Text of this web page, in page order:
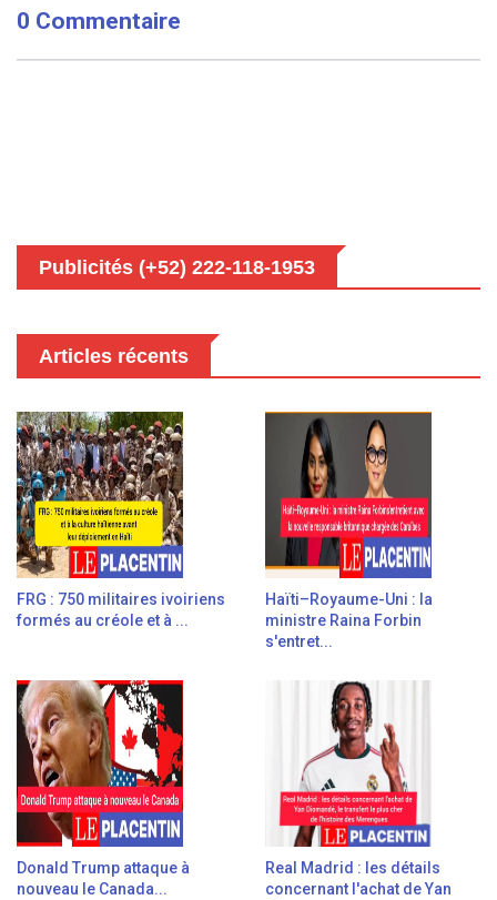
0 Commentaire
Publicités (+52) 222-118-1953
Articles récents
FRG : 750 militaires ivoiriens
formés au créole et à ...
Haïti–Royaume-Uni : la
ministre Raina Forbin
s'entret...
Donald Trump attaque à
nouveau le Canada...
Real Madrid : les détails
concernant l'achat de Yan